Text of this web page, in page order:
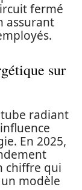
fermé
assurant
sur
radiant
En 2025,
chiffre qui
modèle